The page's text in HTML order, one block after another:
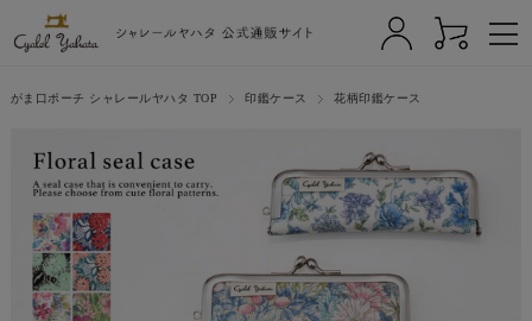
がま口ポーチ シャレールヤハタ TOP 印鑑ケース 花柄印鑑ケース